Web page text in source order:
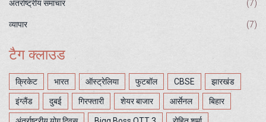
अंतर्राष्ट्रीय समाचार (7)
व्यापार (7)
टैग क्लाउड
क्रिकेट भारत ऑस्ट्रेलिया फुटबॉल CBSE झारखंड
इंग्लैंड दुबई गिरफ्तारी शेयर बाजार आर्सेनल बिहार